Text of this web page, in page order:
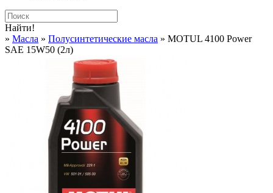
Найти!
» Масла » Полусинтетические масла » MOTUL 4100 Power
SAE 15W50 (2л)